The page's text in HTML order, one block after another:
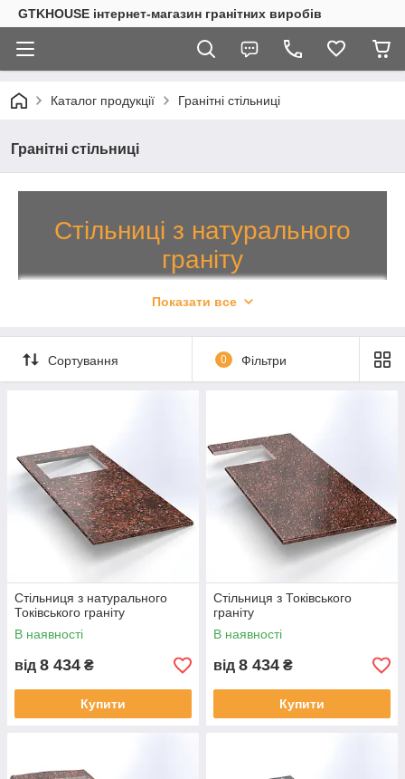
GTKHOUSE інтернет-магазин гранітних виробів
Каталог продукції Гранітні стільниці
Гранітні стільниці
Стільниці з натурального
граніту
Шикарне додаток для сучасної кухні
виробник, даємо гарантію якості та встановлюємо
побажання замовників. Працюємо по всій Україні.
Дивитися стільниці
Популярні моделі
розумне фінансове вкладення.
Довговічна стільниця з натурального
граніту доступна в різних формах і
кольорах.
Показати все
Сортування 0 Фільтри
Стільниця з натурального
Токівського граніту
В наявності
від 8 434 ₴
Купити
Стільниця з Токівського
граніту
В наявності
від 8 434 ₴
Купити